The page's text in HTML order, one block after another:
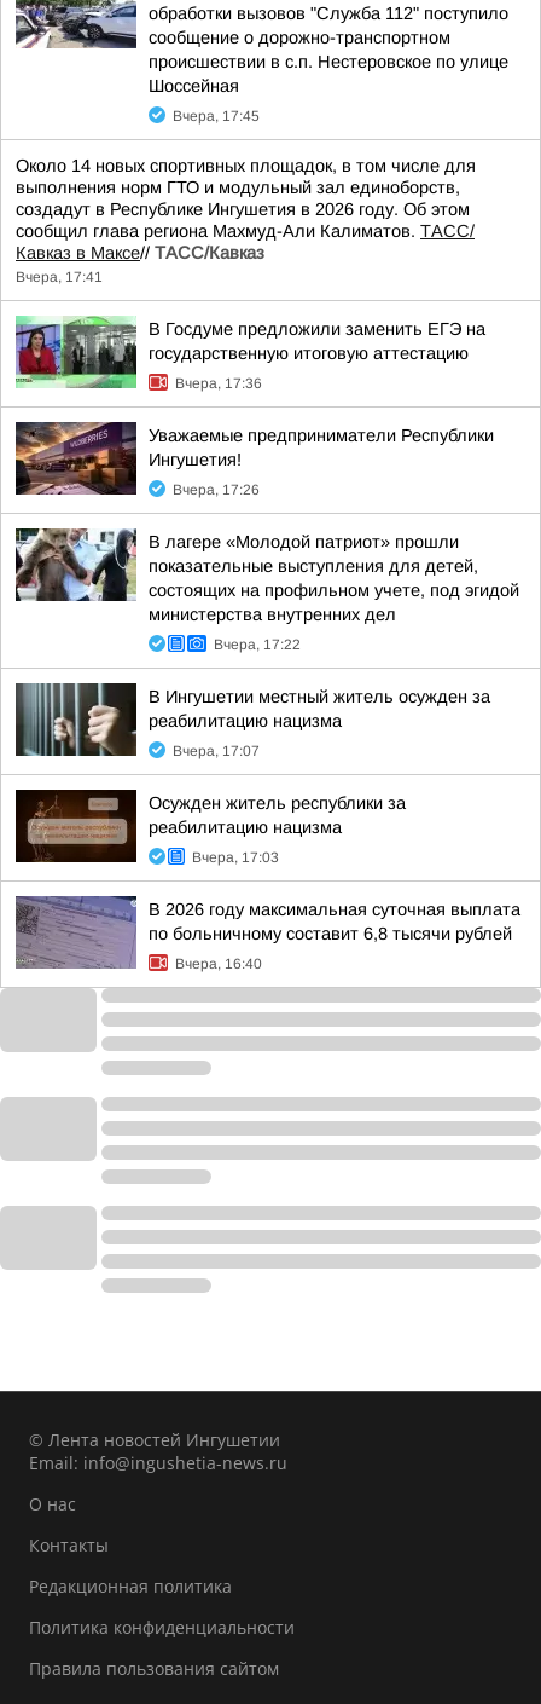
обработки вызовов "Служба 112" поступило
сообщение о дорожно-транспортном
происшествии в с.п. Нестеровское по улице
Шоссейная
Вчера, 17:45
Около 14 новых спортивных площадок, в том числе для
выполнения норм ГТО и модульный зал единоборств,
создадут в Республике Ингушетия в 2026 году. Об этом
сообщил глава региона Махмуд-Али Калиматов. ТАСС/
Кавказ в Максе// ТАСС/Кавказ
Вчера, 17:41
В Госдуме предложили заменить ЕГЭ на
государственную итоговую аттестацию
Вчера, 17:36
Уважаемые предприниматели Республики
Ингушетия!
Вчера, 17:26
В лагере «Молодой патриот» прошли
показательные выступления для детей,
состоящих на профильном учете, под эгидой
министерства внутренних дел
Вчера, 17:22
В Ингушетии местный житель осужден за
реабилитацию нацизма
Вчера, 17:07
Осужден житель республики за
реабилитацию нацизма
Вчера, 17:03
В 2026 году максимальная суточная выплата
по больничному составит 6,8 тысячи рублей
Вчера, 16:40
© Лента новостей Ингушетии
Email: info@ingushetia-news.ru
О нас
Контакты
Редакционная политика
Политика конфиденциальности
Правила пользования сайтом